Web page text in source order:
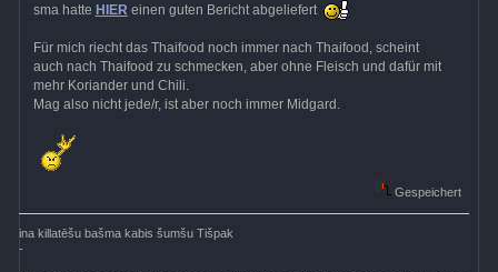
sma hatte HIER einen guten Bericht abgeliefert
Für mich riecht das Thaifood noch immer nach Thaifood, scheint
auch nach Thaifood zu schmecken, aber ohne Fleisch und dafür mit
mehr Koriander und Chili.
Mag also nicht jede/r, ist aber noch immer Midgard.
Gespeichert
ina killatēšu bašma kabis šumšu Tišpak
-